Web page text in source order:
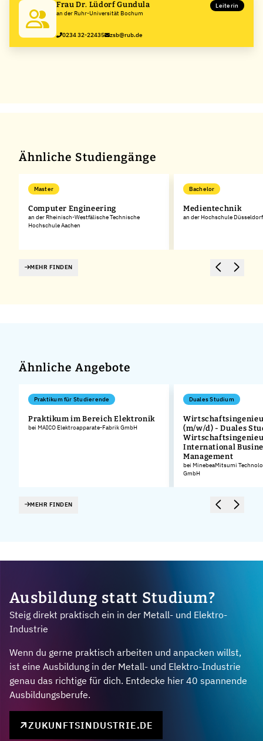
Frau Dr. Lüdorf Gundula
an der Ruhr-Universität Bochum
Leiterin
0234 32-22435 zsb@rub.de
Ähnliche Studiengänge
Master
Computer Engineering
an der Rheinisch-Westfälische Technische
Hochschule Aachen
Bachelor
Medientechnik
an der Hochschule Düsseldorf
MEHR FINDEN
Ähnliche Angebote
Praktikum für Studierende
Praktikum im Bereich Elektronik
bei MAICO Elektroapparate-Fabrik GmbH
Duales Studium
(m/w/d) - Duales
International
Management
bei MinebeaMitsumi
GmbH
MEHR FINDEN
Ausbildung statt Studium?
Steig direkt praktisch ein in der Metall- und Elektro-
Industrie
Wenn du gerne praktisch arbeiten und anpacken willst,
ist eine Ausbildung in der Metall- und Elektro-Industrie
genau das richtige für dich. Entdecke hier 40 spannende
Ausbildungsberufe.
ZUKUNFTSINDUSTRIE.DE